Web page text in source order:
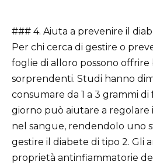
### 4. Aiuta a prevenire il
Per chi cerca di gestire o
foglie di alloro possono offrire
sorprendenti. Studi hanno
consumare da 1 a 3 grammi di
giorno può aiutare a regolare
nel sangue, rendendolo uno
gestire il diabete di tipo 2. Gli
proprietà antinfiammatorie